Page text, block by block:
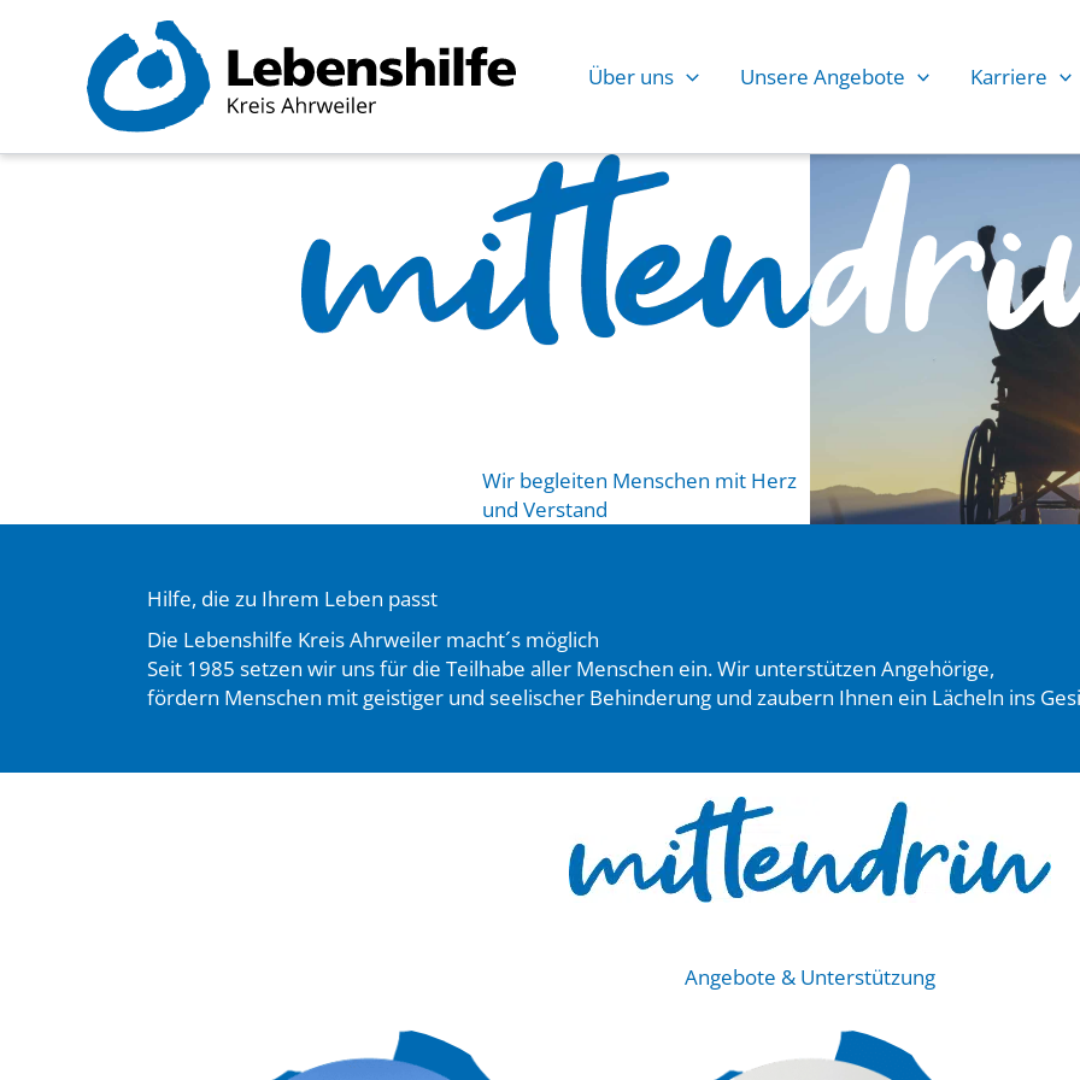
Über uns Unsere Angebote Karriere
Wir begleiten Menschen mit Herz
und Verstand
Hilfe, die zu Ihrem Leben passt
Die Lebenshilfe Kreis Ahrweiler macht´s möglich
Seit 1985 setzen wir uns für die Teilhabe aller Menschen ein. Wir unterstützen Angehörige,
fördern Menschen mit geistiger und seelischer Behinderung und zaubern Ihnen ein Lächeln ins
Angebote & Unterstützung